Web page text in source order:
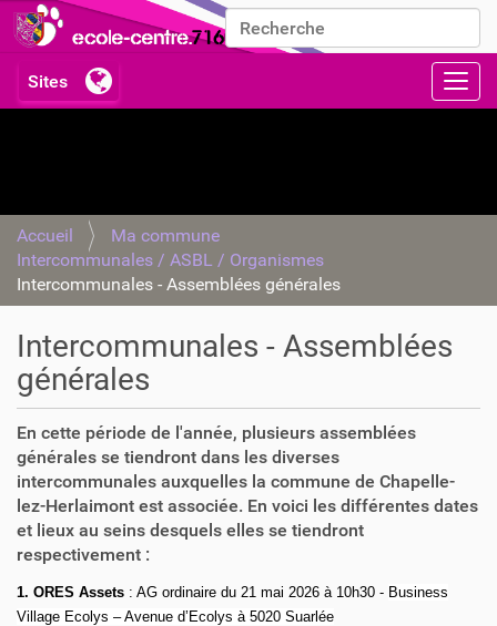
Chercher par
Recherche avancée…
Accueil
Ma commune
Intercommunales / ASBL / Organismes
Intercommunales - Assemblées générales
Intercommunales - Assemblées
générales
En cette période de l'année, plusieurs assemblées
générales se tiendront dans les diverses
intercommunales auxquelles la commune de Chapelle-
lez-Herlaimont est associée. En voici les différentes dates
et lieux au seins desquels elles se tiendront
respectivement :
1. ORES Assets : AG ordinaire du 21 mai 2026 à 10h30 - Business
Village Ecolys – Avenue d’Ecolys à 5020 Suarlée